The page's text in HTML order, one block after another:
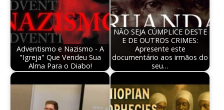
Adventismo e Nazismo - A
"Igreja" Que Vendeu Sua
Alma Para o Diabo!
NÃO SEJA CÚMPLICE DESTE
E DE OUTROS CRIMES:
Apresente este
documentário aos irmãos do
seu…